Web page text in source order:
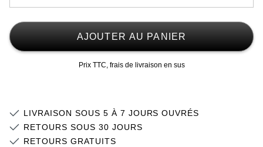
S
XL
AJOUTER AU PANIER
Prix TTC, frais de livraison en sus
LIVRAISON SOUS 5 À 7 JOURS OUVRÉS
RETOURS SOUS 30 JOURS
RETOURS GRATUITS